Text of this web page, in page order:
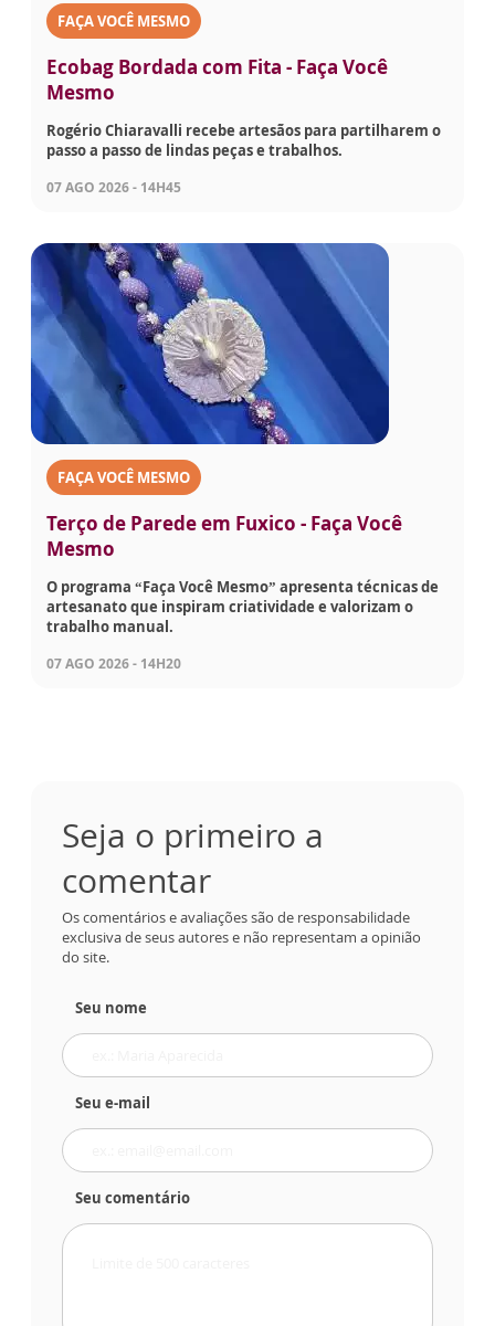
FAÇA VOCÊ MESMO
Ecobag Bordada com Fita - Faça Você
Mesmo
Rogério Chiaravalli recebe artesãos para partilharem o
passo a passo de lindas peças e trabalhos.
07 AGO 2026 - 14H45
FAÇA VOCÊ MESMO
Terço de Parede em Fuxico - Faça Você
Mesmo
O programa “Faça Você Mesmo” apresenta técnicas de
artesanato que inspiram criatividade e valorizam o
trabalho manual.
07 AGO 2026 - 14H20
Seja o primeiro a
comentar
Os comentários e avaliações são de responsabilidade
exclusiva de seus autores e não representam a opinião
do site.
Seu nome
Seu e-mail
Seu comentário